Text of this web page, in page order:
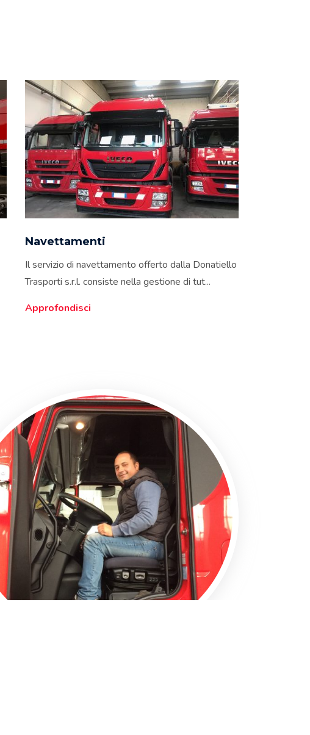
Navettamenti
Il servizio di navettamento offerto dalla Donatiello
Trasporti s.r.l. consiste nella gestione di tut...
Approfondisci